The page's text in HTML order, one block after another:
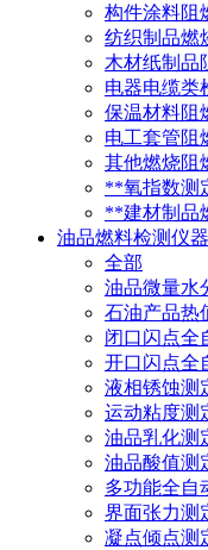
构件涂料阻
纺织制品燃
木材纸制品
电器电缆类
保温材料阻
电工套管阻
其他燃烧阻
**氧指数测
**建材制品
油品燃料检测仪
全部
油品微量水
石油产品热
闭口闪点全
开口闪点全
液相锈蚀测
运动粘度测
油品乳化测
油品酸值测
多功能全自
界面张力测
凝点倾点测